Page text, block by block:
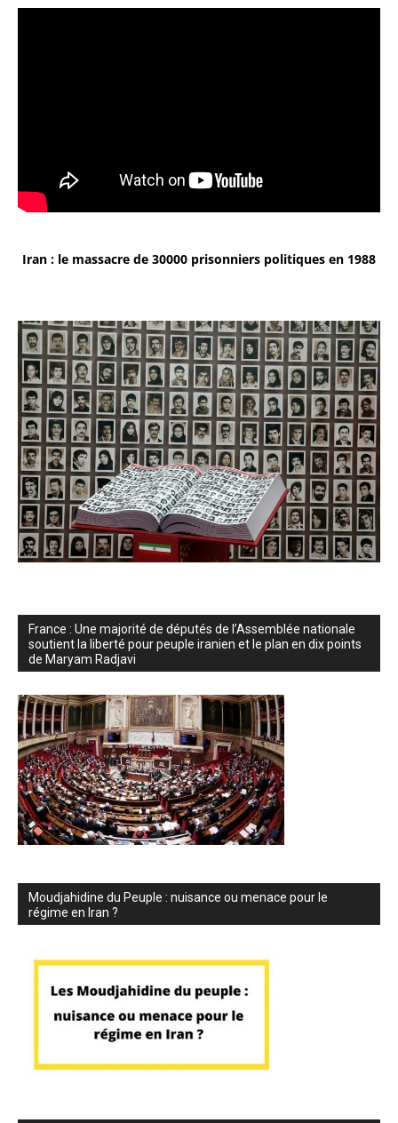
Iran : le massacre de 30000 prisonniers politiques en 1988
France : Une majorité de députés de l’Assemblée nationale
soutient la liberté pour peuple iranien et le plan en dix points
de Maryam Radjavi
Moudjahidine du Peuple : nuisance ou menace pour le
régime en Iran ?